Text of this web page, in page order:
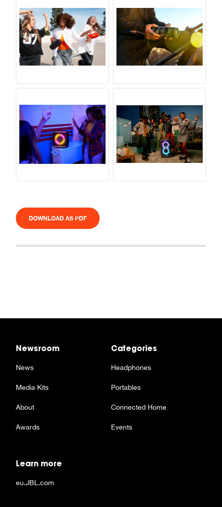
DOWNLOAD AS PDF
Newsroom
News
Media Kits
About
Awards
Categories
Headphones
Portables
Connected Home
Events
Learn more
eu.JBL.com